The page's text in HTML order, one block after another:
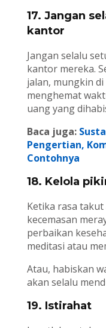
17. Jangan
kantor
Jangan selalu
kantor mereka.
jalan, mungkin
menghemat
uang yang
Baca juga:
Pengertian,
Contohnya
18. Kelola
Ketika rasa
kecemasan
perbaikan
meditasi atau
Atau, habiskan
akan selalu
19. Istirahat